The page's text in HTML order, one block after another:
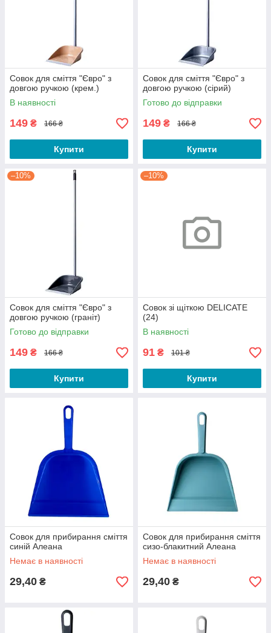
Совок для сміття "Євро" з
довгою ручкою (крем.)
В наявності
149 ₴ 166 ₴
Купити
Совок для сміття "Євро" з
довгою ручкою (сірий)
Готово до відправки
149 ₴ 166 ₴
Купити
–10%
Совок для сміття "Євро" з
довгою ручкою (граніт)
Готово до відправки
149 ₴ 166 ₴
Купити
–10%
Совок зі щіткою DELICATE
(24)
В наявності
91 ₴ 101 ₴
Купити
Совок для прибирання сміття
синій Алеана
Немає в наявності
29,40 ₴
Совок для прибирання сміття
сизо-блакитний Алеана
Немає в наявності
29,40 ₴